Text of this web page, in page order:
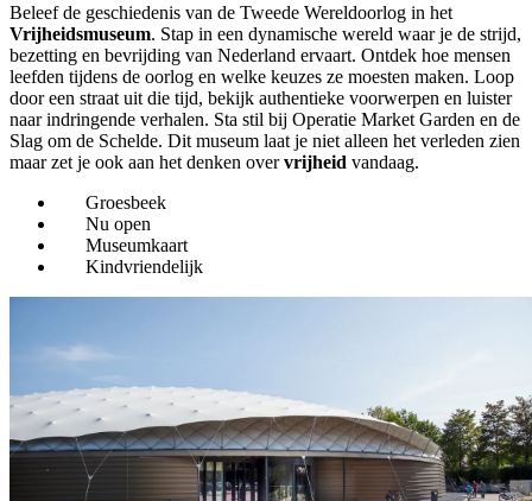
Beleef de geschiedenis van de Tweede Wereldoorlog in het
Vrijheidsmuseum. Stap in een dynamische wereld waar je de strijd,
bezetting en bevrijding van Nederland ervaart. Ontdek hoe mensen
leefden tijdens de oorlog en welke keuzes ze moesten maken. Loop
door een straat uit die tijd, bekijk authentieke voorwerpen en luister
naar indringende verhalen. Sta stil bij Operatie Market Garden en de
Slag om de Schelde. Dit museum laat je niet alleen het verleden zien
maar zet je ook aan het denken overvrijheid vandaag.
Groesbeek
Nu open
Museumkaart
Kindvriendelijk